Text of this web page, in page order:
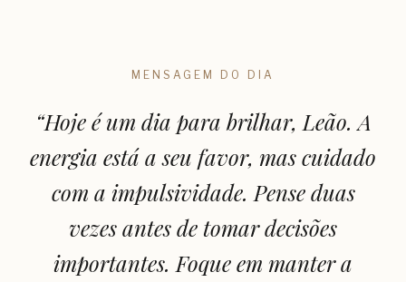
MENSAGEM DO DIA
“Hoje é um dia para brilhar, Leão. A
energia está a seu favor, mas cuidado
com a impulsividade. Pense duas
vezes antes de tomar decisões
importantes. Foque em manter a